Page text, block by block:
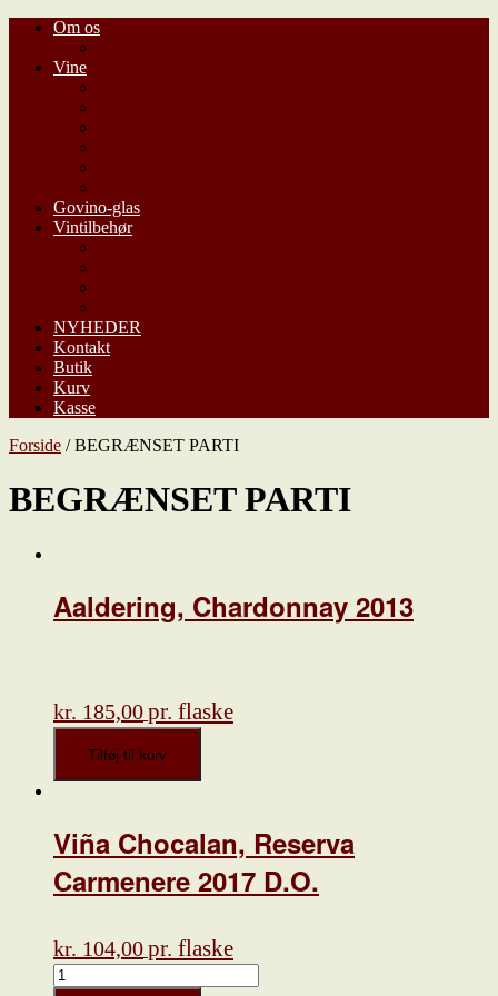
Om os
Vine
Govino-glas
Vintilbehør
NYHEDER
Kontakt
Butik
Kurv
Kasse
Forside / BEGRÆNSET PARTI
BEGRÆNSET PARTI
Aaldering, Chardonnay 2013
kr. 185,00pr. flaske
Aaldering,
Chardonnay
2013
Tilføj til kurv
Viña Chocalan, Reserva
Carmenere 2017 D.O.
kr. 104,00pr. flaske
Viña
Chocalan,